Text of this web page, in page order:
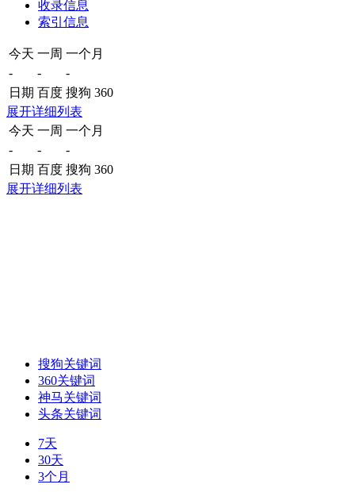
收录信息
索引信息
今天 一周 一个月
-
-
-
日期 百度 搜狗 360
展开详细列表
今天 一周 一个月
-
-
-
日期 百度 搜狗 360
展开详细列表
搜狗关键词
360关键词
神马关键词
头条关键词
7天
30天
3个月